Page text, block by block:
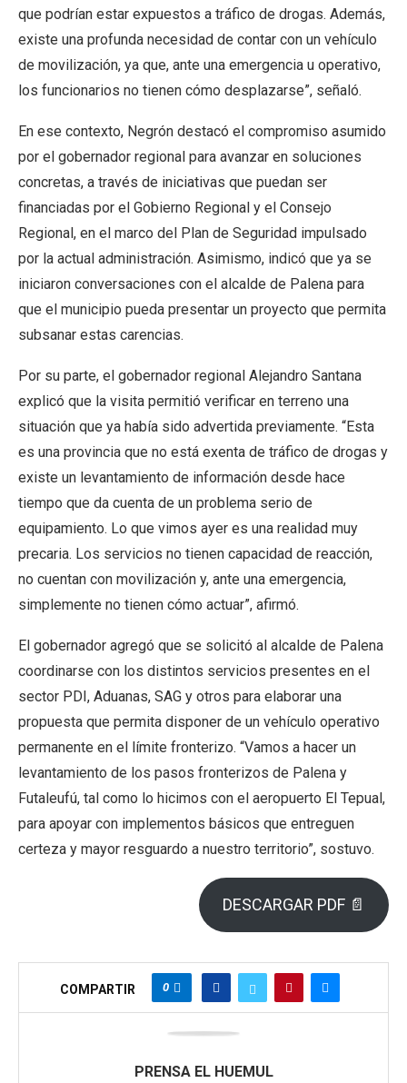
que podrían estar expuestos a tráfico de drogas. Además,
existe una profunda necesidad de contar con un vehículo
de movilización, ya que, ante una emergencia u operativo,
los funcionarios no tienen cómo desplazarse”, señaló.
En ese contexto, Negrón destacó el compromiso asumido
por el gobernador regional para avanzar en soluciones
concretas, a través de iniciativas que puedan ser
financiadas por el Gobierno Regional y el Consejo
Regional, en el marco del Plan de Seguridad impulsado
por la actual administración. Asimismo, indicó que ya se
iniciaron conversaciones con el alcalde de Palena para
que el municipio pueda presentar un proyecto que permita
subsanar estas carencias.
Por su parte, el gobernador regional Alejandro Santana
explicó que la visita permitió verificar en terreno una
situación que ya había sido advertida previamente. “Esta
es una provincia que no está exenta de tráfico de drogas y
existe un levantamiento de información desde hace
tiempo que da cuenta de un problema serio de
equipamiento. Lo que vimos ayer es una realidad muy
precaria. Los servicios no tienen capacidad de reacción,
no cuentan con movilización y, ante una emergencia,
simplemente no tienen cómo actuar”, afirmó.
El gobernador agregó que se solicitó al alcalde de Palena
coordinarse con los distintos servicios presentes en el
sector PDI, Aduanas, SAG y otros para elaborar una
propuesta que permita disponer de un vehículo operativo
permanente en el límite fronterizo. “Vamos a hacer un
levantamiento de los pasos fronterizos de Palena y
Futaleufú, tal como lo hicimos con el aeropuerto El Tepual,
para apoyar con implementos básicos que entreguen
certeza y mayor resguardo a nuestro territorio”, sostuvo.
DESCARGAR PDF 📄
COMPARTIR 0
PRENSA EL HUEMUL